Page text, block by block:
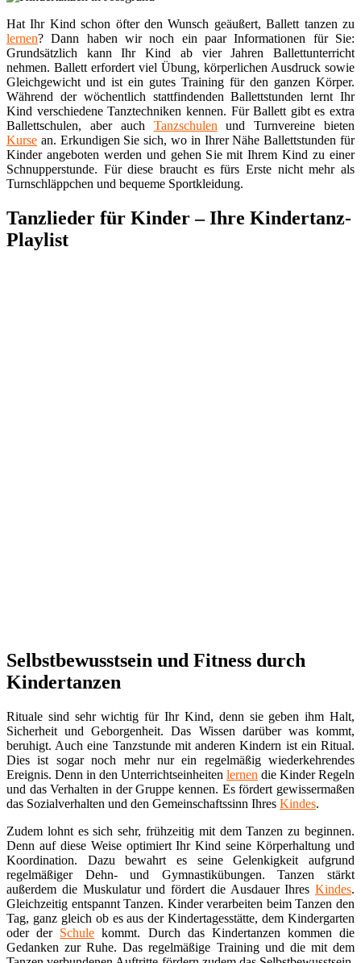
Hat Ihr Kind schon öfter den Wunsch geäußert, Ballett tanzen zu
lernen? Dann haben wir noch ein paar Informationen für Sie:
Grundsätzlich kann Ihr Kind ab vier Jahren Ballettunterricht
nehmen. Ballett erfordert viel Übung, körperlichen Ausdruck sowie
Gleichgewicht und ist ein gutes Training für den ganzen Körper.
Während der wöchentlich stattfindenden Ballettstunden lernt Ihr
Kind verschiedene Tanztechniken kennen. Für Ballett gibt es extra
Ballettschulen, aber auch Tanzschulen und Turnvereine bieten
Kurse an. Erkundigen Sie sich, wo in Ihrer Nähe Ballettstunden für
Kinder angeboten werden und gehen Sie mit Ihrem Kind zu einer
Schnupperstunde. Für diese braucht es fürs Erste nicht mehr als
Turnschläppchen und bequeme Sportkleidung.
Tanzlieder für Kinder – Ihre Kindertanz-
Playlist
Selbstbewusstsein und Fitness durch
Kindertanzen
Rituale sind sehr wichtig für Ihr Kind, denn sie geben ihm Halt,
Sicherheit und Geborgenheit. Das Wissen darüber was kommt,
beruhigt. Auch eine Tanzstunde mit anderen Kindern ist ein Ritual.
Dies ist sogar noch mehr nur ein regelmäßig wiederkehrendes
Ereignis. Denn in den Unterrichtseinheiten lernen die Kinder Regeln
und das Verhalten in der Gruppe kennen. Es fördert gewissermaßen
das Sozialverhalten und den Gemeinschaftssinn Ihres Kindes.
Zudem lohnt es sich sehr, frühzeitig mit dem Tanzen zu beginnen.
Denn auf diese Weise optimiert Ihr Kind seine Körperhaltung und
Koordination. Dazu bewahrt es seine Gelenkigkeit aufgrund
regelmäßiger Dehn- und Gymnastikübungen. Tanzen stärkt
außerdem die Muskulatur und fördert die Ausdauer Ihres Kindes.
Gleichzeitig entspannt Tanzen. Kinder verarbeiten beim Tanzen den
Tag, ganz gleich ob es aus der Kindertagesstätte, dem Kindergarten
oder der Schule kommt. Durch das Kindertanzen kommen die
Gedanken zur Ruhe. Das regelmäßige Training und die mit dem